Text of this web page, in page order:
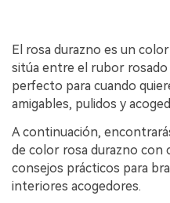
El rosa durazno es un
sitúa entre el rubor
perfecto para cuando
amigables, pulidos y
A continuación,
de color rosa durazno con
consejos prácticos para
interiores acogedores.